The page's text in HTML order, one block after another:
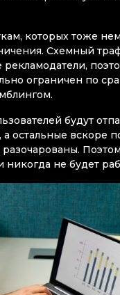
которых тоже
Схемный
ограничен по
будут
остальные вскоре
не будет